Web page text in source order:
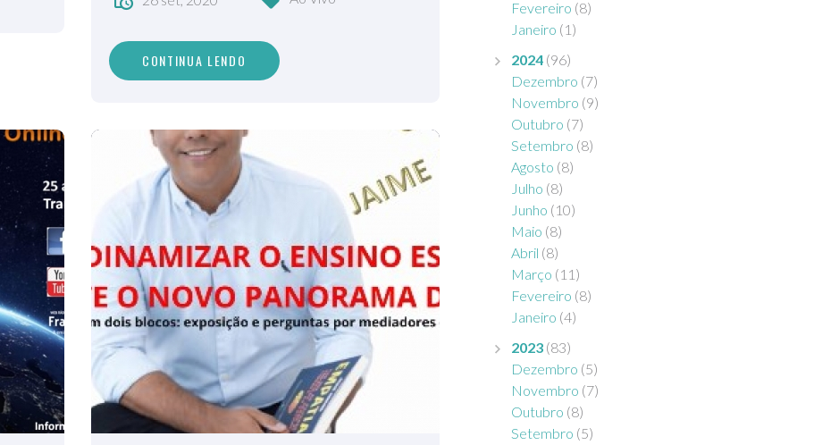
CONTINUA LENDO
Fevereiro (8)
Janeiro (1)
2024 (96)
Dezembro (7)
Novembro (9)
Outubro (7)
Setembro (8)
Agosto (8)
Julho (8)
Junho (10)
Maio (8)
Abril (8)
Março (11)
Fevereiro (8)
Janeiro (4)
2023 (83)
Dezembro (5)
Novembro (7)
Outubro (8)
Setembro (5)